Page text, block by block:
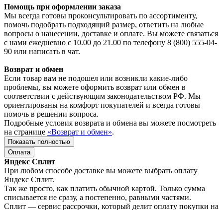
Помощь при оформлении заказа
Мы всегда готовы проконсультировать по ассортименту,
помочь подобрать подходящий размер, ответить на любые
вопросы о нанесении, доставке и оплате. Вы можете связаться
с нами ежедневно с 10.00 до 21.00 по телефону 8 (800) 555-04-
90 или написать в чат.
Возврат и обмен
Если товар вам не подошел или возникли какие-либо
проблемы, вы можете оформить возврат или обмен в
соответствии с действующим законодательством РФ. Мы
ориентированы на комфорт покупателей и всегда готовы
помочь в решении вопроса.
Подробные условия возврата и обмена вы можете посмотреть
на странице «Возврат и обмен».
Показать полностью
Оплата
Яндекс Сплит
При любом способе доставке вы можете выбрать оплату
Яндекс Сплит.
Так же просто, как платить обычной картой. Только сумма
списывается не сразу, а постепенно, равными частями.
Сплит — сервис рассрочки, который делит оплату покупки на